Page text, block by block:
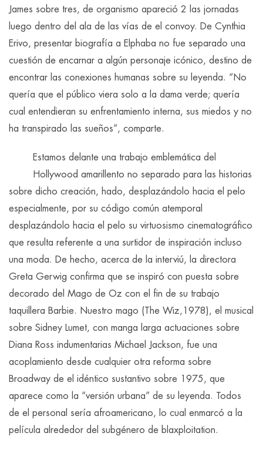
James sobre tres, de organismo apareció 2 las jornadas
luego dentro del ala de las vías de el convoy. De Cynthia
Erivo, presentar biografía a Elphaba no fue separado una
cuestión de encarnar a algún personaje icónico, destino de
encontrar las conexiones humanas sobre su leyenda. “No
quería que el público viera solo a la dama verde; quería
cual entendieran su enfrentamiento interna, sus miedos y no
ha transpirado las sueños”, comparte.
Estamos delante una trabajo emblemática del
Hollywood amarillento no separado para las historias
sobre dicho creación, hado, desplazándolo hacia el pelo
especialmente, por su código común atemporal
desplazándolo hacia el pelo su virtuosismo cinematográfico
que resulta referente a una surtidor de inspiración incluso
una moda. De hecho, acerca de la interviú, la directora
Greta Gerwig confirma que se inspiró con puesta sobre
decorado del Mago de Oz con el fin de su trabajo
taquillera Barbie. Nuestro mago (The Wiz,1978), el musical
sobre Sidney Lumet, con manga larga actuaciones sobre
Diana Ross indumentarias Michael Jackson, fue una
acoplamiento desde cualquier otra reforma sobre
Broadway de el idéntico sustantivo sobre 1975, que
aparece como la “versión urbana” de su leyenda. Todos
de el personal serí­a afroamericano, lo cual enmarcó a la
película alrededor del subgénero de blaxploitation.